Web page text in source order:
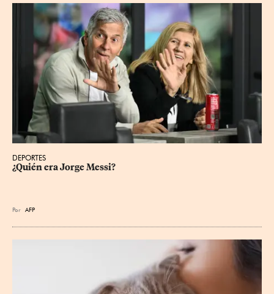
DEPORTES
¿Quién era Jorge Messi?
Por AFP